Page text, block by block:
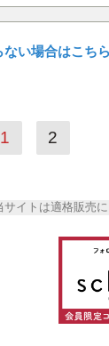
ない場合はこち
1 2
イトは適格販売に